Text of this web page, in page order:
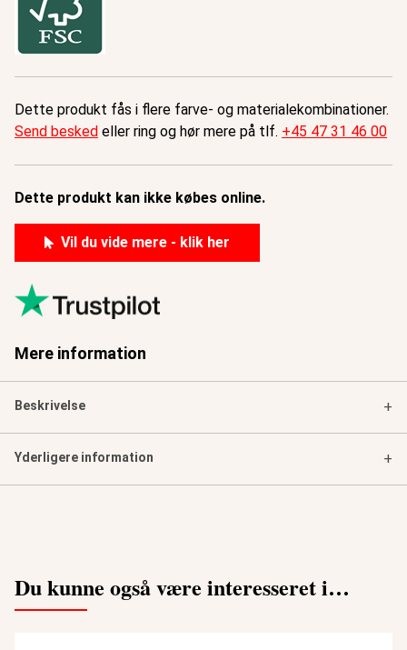
Dette produkt fås i flere farve- og materialekombinationer.
Send besked eller ring og hør mere på tlf. +45 47 31 46 00
Dette produkt kan ikke købes online.
Vil du vide mere - klik her
Mere information
Beskrivelse +
Yderligere information +
Du kunne også være interesseret i…